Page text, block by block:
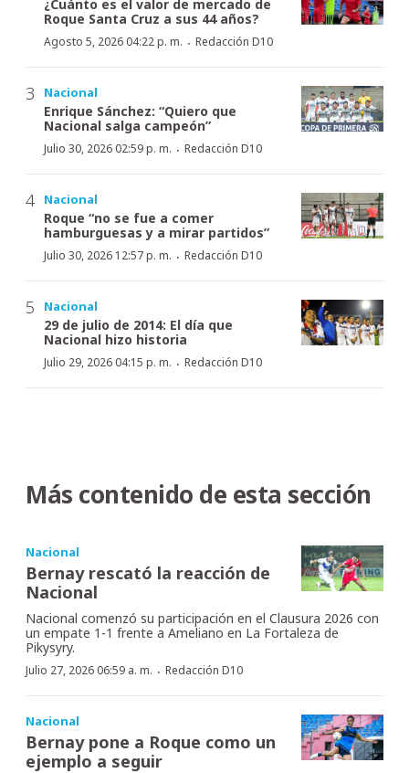
¿Cuánto es el valor de mercado de
Roque Santa Cruz a sus 44 años?
Agosto 5, 2026 04:22 p. m. · Redacción D10
Nacional
Enrique Sánchez: “Quiero que
Nacional salga campeón”
Julio 30, 2026 02:59 p. m. · Redacción D10
Nacional
Roque “no se fue a comer
hamburguesas y a mirar partidos”
Julio 30, 2026 12:57 p. m. · Redacción D10
Nacional
29 de julio de 2014: El día que
Nacional hizo historia
Julio 29, 2026 04:15 p. m. · Redacción D10
Más contenido de esta sección
Nacional
Bernay rescató la reacción de
Nacional
Nacional comenzó su participación en el Clausura 2026 con
un empate 1-1 frente a Ameliano en La Fortaleza de
Pikysyry.
Julio 27, 2026 06:59 a. m. · Redacción D10
Nacional
Bernay pone a Roque como un
ejemplo a seguir